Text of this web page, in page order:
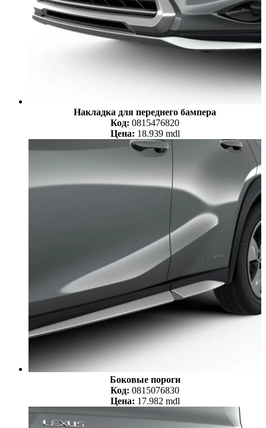
Накладка для переднего бампера
Код: 0815476820
Цена: 18.939 mdl
Боковые пороги
Код: 0815076830
Цена: 17.982 mdl